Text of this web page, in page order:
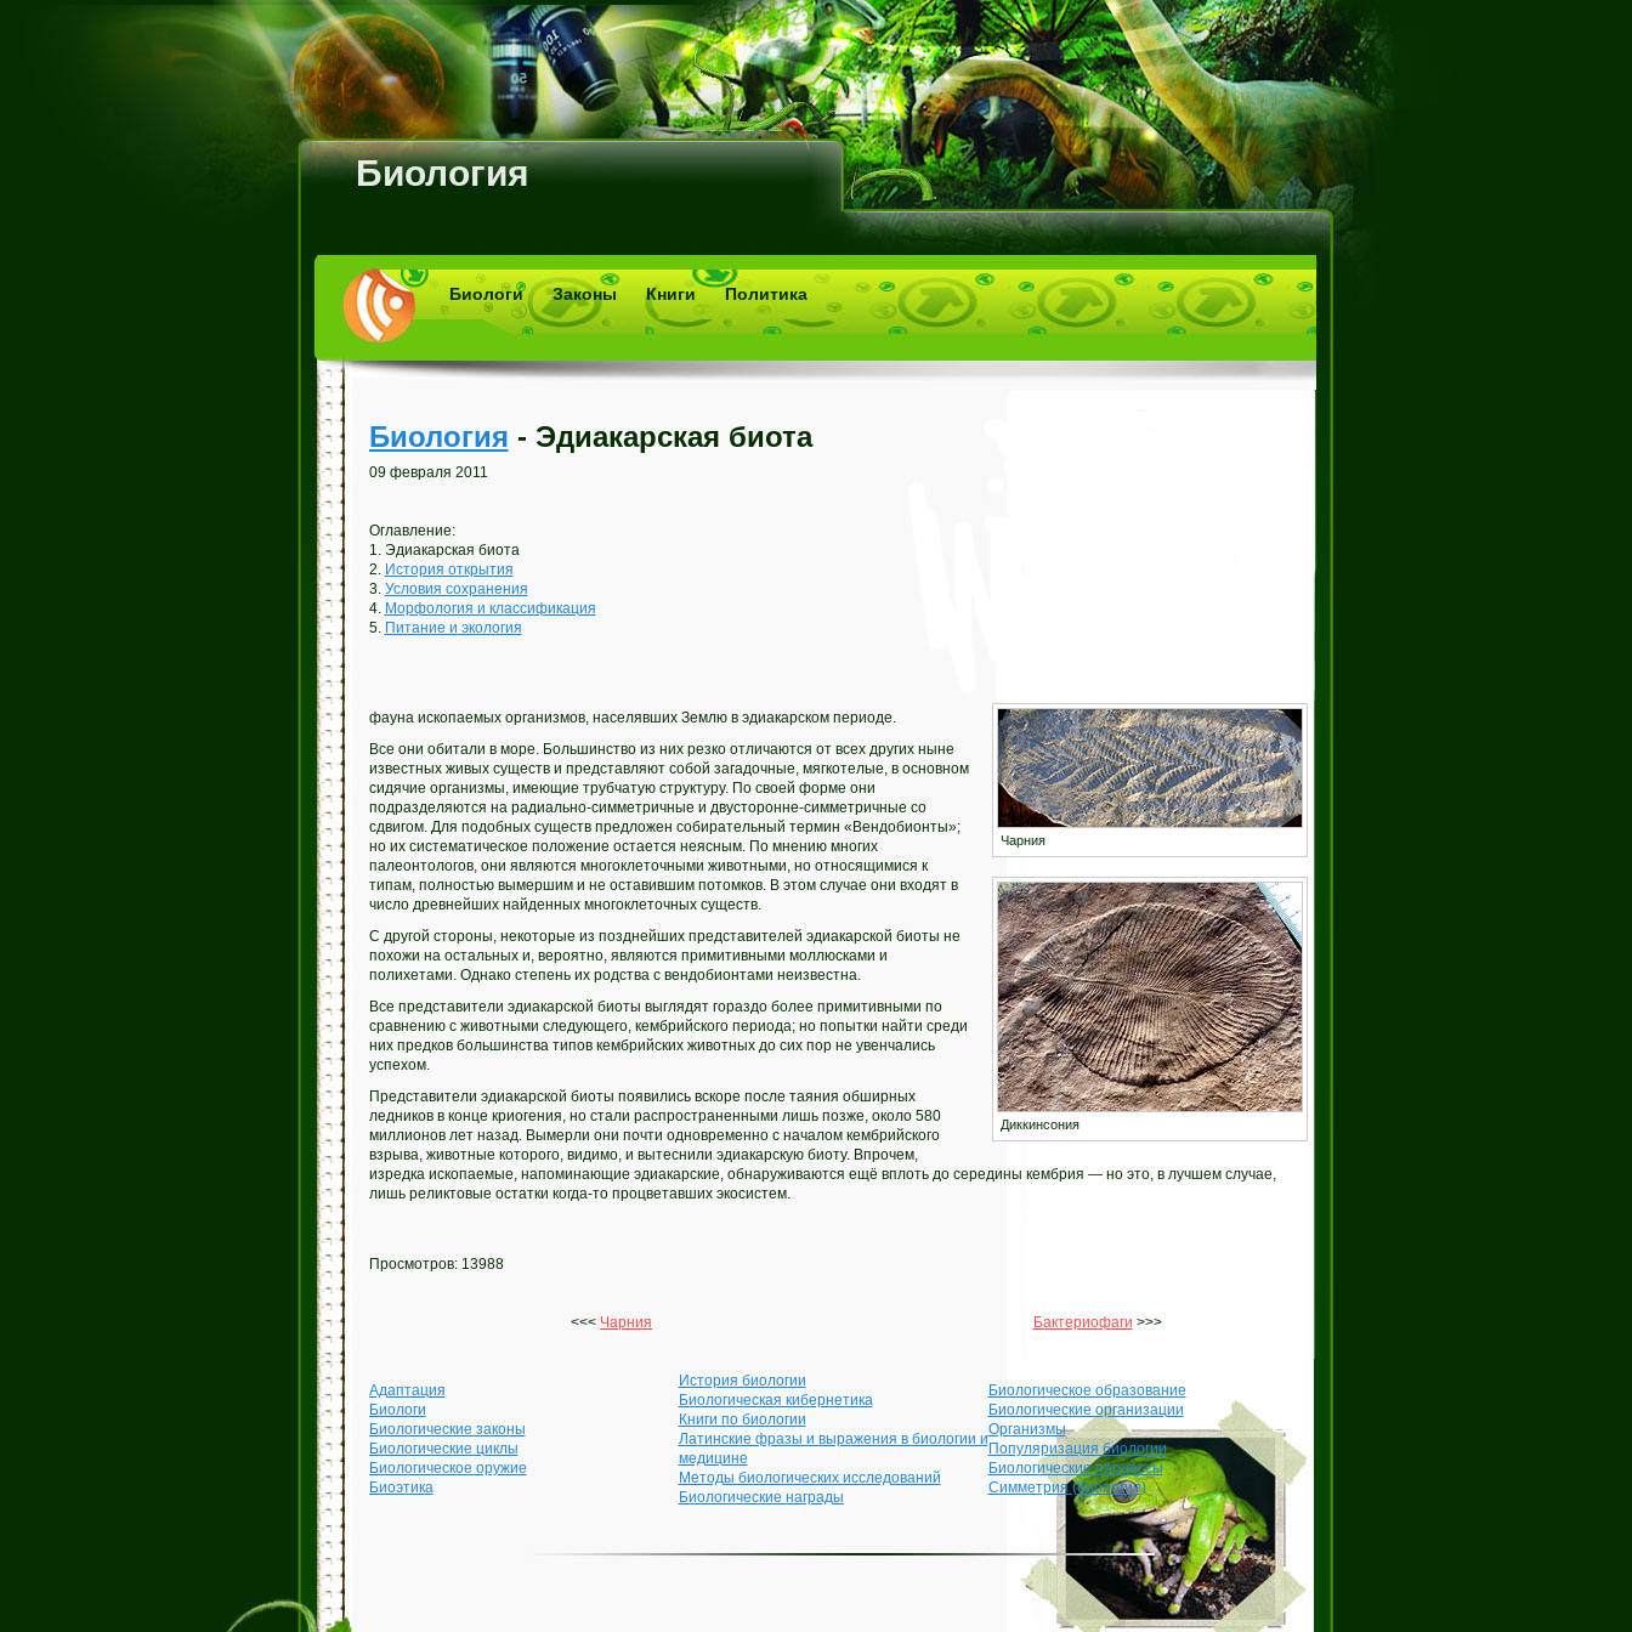
Биология
Биологи Законы Книги Политика
Биология - Эдиакарская биота
09 февраля 2011
Оглавление:
1. Эдиакарская биота
2. История открытия
3. Условия сохранения
4. Морфология и классификация
5. Питание и экология
Чарния
Диккинсония
фауна ископаемых организмов, населявших Землю в эдиакарском периоде.
Все они обитали в море. Большинство из них резко отличаются от всех других ныне
известных живых существ и представляют собой загадочные, мягкотелые, в основном
сидячие организмы, имеющие трубчатую структуру. По своей форме они
подразделяются на радиально-симметричные и двусторонне-симметричные со
сдвигом. Для подобных существ предложен собирательный термин «Вендобионты»;
но их систематическое положение остается неясным. По мнению многих
палеонтологов, они являются многоклеточными животными, но относящимися к
типам, полностью вымершим и не оставившим потомков. В этом случае они входят в
число древнейших найденных многоклеточных существ.
С другой стороны, некоторые из позднейших представителей эдиакарской биоты не
похожи на остальных и, вероятно, являются примитивными моллюсками и
полихетами. Однако степень их родства с вендобионтами неизвестна.
Все представители эдиакарской биоты выглядят гораздо более примитивными по
сравнению с животными следующего, кембрийского периода; но попытки найти среди
них предков большинства типов кембрийских животных до сих пор не увенчались
успехом.
Представители эдиакарской биоты появились вскоре после таяния обширных
ледников в конце криогения, но стали распространенными лишь позже, около 580
миллионов лет назад. Вымерли они почти одновременно с началом кембрийского
взрыва, животные которого, видимо, и вытеснили эдиакарскую биоту. Впрочем,
изредка ископаемые, напоминающие эдиакарские, обнаруживаются ещё вплоть до середины кембрия — но это, в лучшем случае,
лишь реликтовые остатки когда-то процветавших экосистем.
Просмотров: 13988
<<< Чарния Бактериофаги >>>
Адаптация
Биологи
Биологические законы
Биологические циклы
Биологическое оружие
Биоэтика
История биологии
Биологическая кибернетика
Книги по биологии
Латинские фразы и выражения в биологии и
медицине
Методы биологических исследований
Биологические награды
Биологическое образование
Биологические организации
Организмы
Популяризация биологии
Биологические процессы
Симметрия (биология)